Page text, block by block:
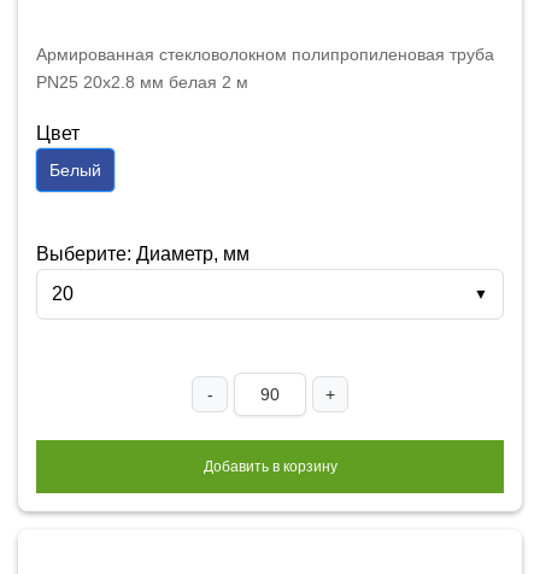
Армированная стекловолокном полипропиленовая труба
PN25 20x2.8 мм белая 2 м
Цвет
Белый
Выберите: Диаметр, мм
20
▼
- +
Добавить в корзину